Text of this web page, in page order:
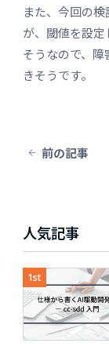
また、今回の
が、閾値を設
そうなので、
きそうです。
前の記事
人気記事